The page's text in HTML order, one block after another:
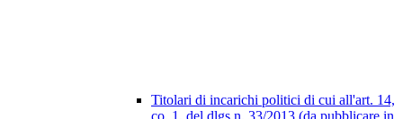
Titolari di incarichi politici di cui all'art. 14,